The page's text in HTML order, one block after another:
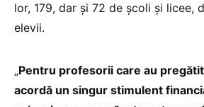
lor, 179, dar și 72 de școli și licee,
elevii.
„Pentru profesorii care au
acordă un singur stimulent